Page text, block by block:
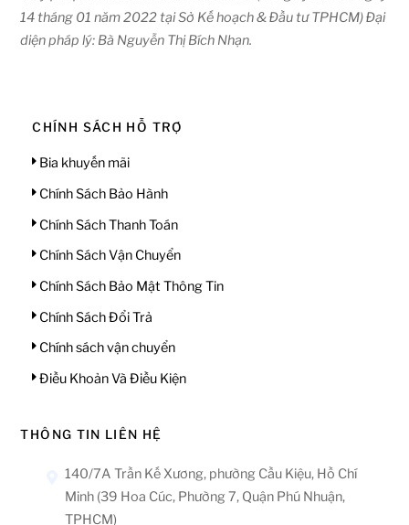
14 tháng 01 năm 2022 tại Sở Kế hoạch & Đầu tư TPHCM) Đại
diện pháp lý: Bà Nguyễn Thị Bích Nhạn.
CHÍNH SÁCH HỖ TRỢ
Bia khuyến mãi
Chính Sách Bảo Hành
Chính Sách Thanh Toán
Chính Sách Vận Chuyển
Chính Sách Bảo Mật Thông Tin
Chính Sách Đổi Trả
Chính sách vận chuyển
Điều Khoản Và Điều Kiện
THÔNG TIN LIÊN HỆ
140/7A Trần Kế Xương, phường Cầu Kiệu, Hồ Chí
Minh (39 Hoa Cúc, Phường 7, Quận Phú Nhuận,
TPHCM)